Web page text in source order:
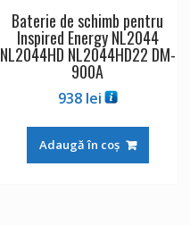
Baterie de schimb pentru
Inspired Energy NL2044
NL2044HD NL2044HD22 DM-
900A
938 lei
Adaugă în coș